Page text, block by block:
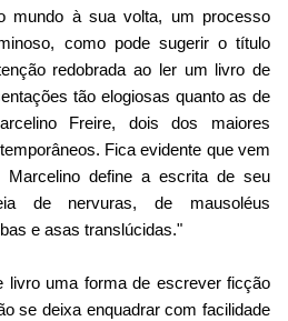
mundo à sua volta, um processo
como pode sugerir o título
redobrada ao ler um livro de
tão elogiosas quanto as de
Freire, dois dos maiores
Fica evidente que vem
define a escrita de seu
de nervuras, de mausoléus
e asas translúcidas."
livro uma forma de escrever ficção
se deixa enquadrar com facilidade